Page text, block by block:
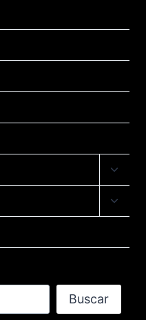
menú
hijo
menú
Buscar